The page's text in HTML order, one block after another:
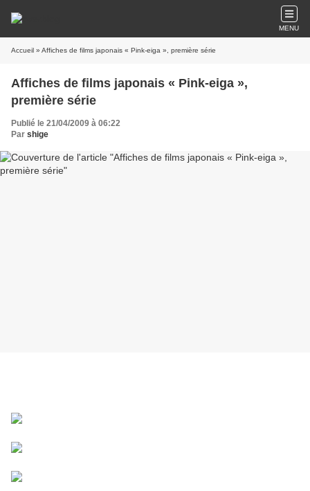
MENU
Accueil » Affiches de films japonais « Pink-eiga », première série
Affiches de films japonais « Pink-eiga »,
première série
Publié le 21/04/2009 à 06:22
Par shige